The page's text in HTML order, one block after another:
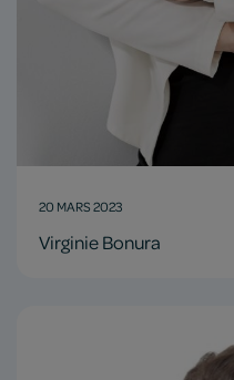
20 MARS 2023
Virginie Bonura